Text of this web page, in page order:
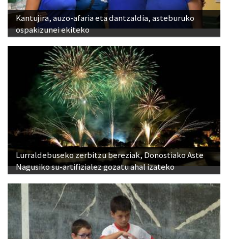
Kantujira, auzo-afaria eta dantzaldia, asteburuko
ospakizunei ekiteko
Lurraldebuseko zerbitzu bereziak, Donostiako Aste
Nagusiko su-artifizialez gozatu ahal izateko